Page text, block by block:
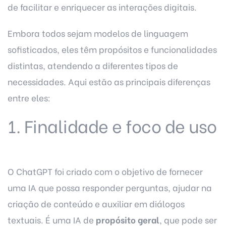
de facilitar e enriquecer as interações digitais.
Embora todos sejam modelos de linguagem
sofisticados, eles têm propósitos e funcionalidades
distintas, atendendo a diferentes tipos de
necessidades. Aqui estão as principais diferenças
entre eles:
1. Finalidade e foco de uso
O ChatGPT foi criado com o objetivo de fornecer
uma IA que possa responder perguntas, ajudar na
criação de conteúdo e auxiliar em diálogos
textuais. É uma IA de propósito geral, que pode ser